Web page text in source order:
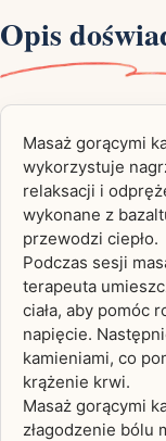
Opis
Masaż gorącymi
wykorzystuje
relaksacji i
wykonane z
przewodzi ciepło.
Podczas sesji
terapeuta
ciała, aby pomóc
napięcie.
kamieniami, co
krążenie krwi.
Masaż gorącymi
złagodzenie bólu